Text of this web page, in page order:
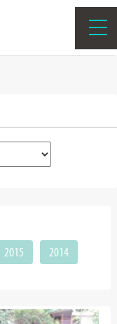
2015
2014